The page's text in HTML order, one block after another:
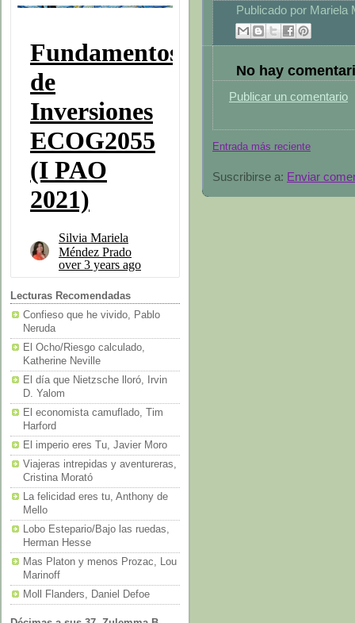
Lecturas Recomendadas
Confieso que he vivido, Pablo
Neruda
El Ocho/Riesgo calculado,
Katherine Neville
El día que Nietzsche lloró, Irvin
D. Yalom
El economista camuflado, Tim
Harford
El imperio eres Tu, Javier Moro
Viajeras intrepidas y aventureras,
Cristina Morató
La felicidad eres tu, Anthony de
Mello
Lobo Estepario/Bajo las ruedas,
Herman Hesse
Mas Platon y menos Prozac, Lou
Marinoff
Moll Flanders, Daniel Defoe
Publicado por Mariela
No hay
Publicar un comentario
Entrada más reciente
Suscribirse a: Enviar